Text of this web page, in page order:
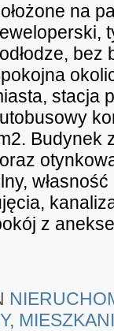
na
bez
stacja
Budynek
z
,